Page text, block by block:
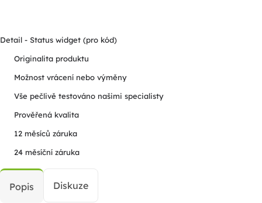
Detail - Status widget (pro kód)
Originalita produktu
Možnost vrácení nebo výměny
Vše pečlivě testováno našimi specialisty
Prověřená kvalita
12 měsíců záruka
24 měsíční záruka
Popis Diskuze